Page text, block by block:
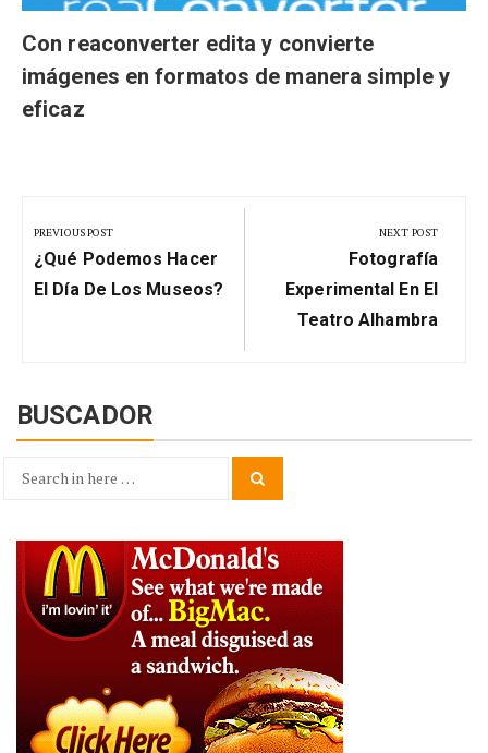
Con reaconverter edita y convierte
imágenes en formatos de manera simple y
eficaz
de
entradas
PREVIOUS POST
Previous
Post:
¿Qué Podemos Hacer
El Día De Los Museos?
NEXT POST
Next
Post:
Fotografía
Experimental En El
Teatro Alhambra
BUSCADOR
Search